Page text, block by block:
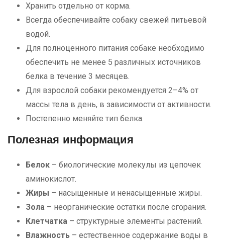
Хранить отдельно от корма.
Всегда обеспечивайте собаку свежей питьевой
водой.
Для полноценного питания собаке необходимо
обеспечить не менее 5 различных источников
белка в течение 3 месяцев.
Для взрослой собаки рекомендуется 2–4% от
массы тела в день, в зависимости от активности.
Постепенно меняйте тип белка.
Полезная информация
Белок – биологические молекулы из цепочек
аминокислот.
Жиры – насыщенные и ненасыщенные жиры.
Зола – неорганические остатки после сгорания.
Клетчатка – структурные элементы растений.
Влажность – естественное содержание воды в